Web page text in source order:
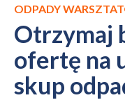
ODPADY
Otrzymaj
ofertę na
skup